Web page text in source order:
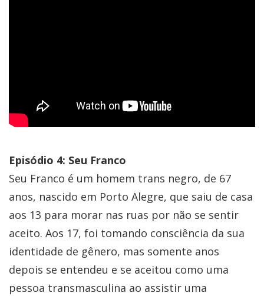
Episódio 4: Seu Franco
Seu Franco é um homem trans negro, de 67
anos, nascido em Porto Alegre, que saiu de casa
aos 13 para morar nas ruas por não se sentir
aceito. Aos 17, foi tomando consciência da sua
identidade de gênero, mas somente anos
depois se entendeu e se aceitou como uma
pessoa transmasculina ao assistir uma